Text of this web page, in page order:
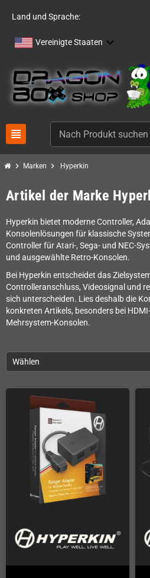
Land und Sprache:
Vereinigte Staaten
view_headline
chevron_right Marken chevron_right Hyperkin
Artikel der Marke
Hyperkin bietet moderne Controller,
Konsolenlösungen für klassische
Controller für Atari-, Sega- und NEC-
und ausgewählte Retro-Konsolen.
Bei Hyperkin entscheidet das
Controlleranschluss, Videosignal und
sich unterscheiden. Lies deshalb die
konkreten Artikels, besonders bei
Mehrsystem-Konsolen.
Wählen